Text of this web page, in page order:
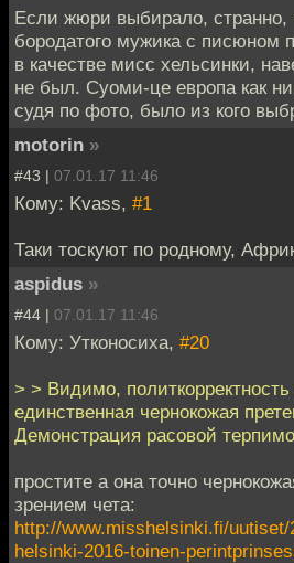
Если жюри выбирало, странно,
бородатого мужика с писюном
в качестве мисс хельсинки,
не был. Суоми-це европа как
судя по фото, было из кого
motorin »
#43 | 07.01.17 11:46
Кому: Kvass, #1
Таки тоскуют по родному,
aspidus »
#44 | 07.01.17 11:46
Кому: Утконосиха, #20
> > Видимо,
единственная чернокожая
Демонстрация расовой
простите а она точно
зрением чета:
http://www.misshelsinki.fi/
helsinki-2016-toinen-